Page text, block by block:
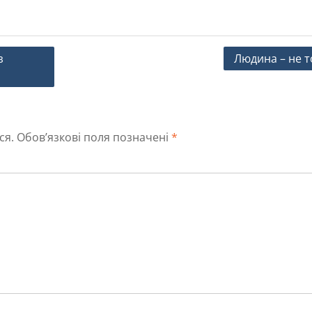
Людина – не
Обов’язкові поля позначені *